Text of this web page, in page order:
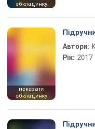
обкладинку
показати
обкладинку
Автори:
Рік: 2017